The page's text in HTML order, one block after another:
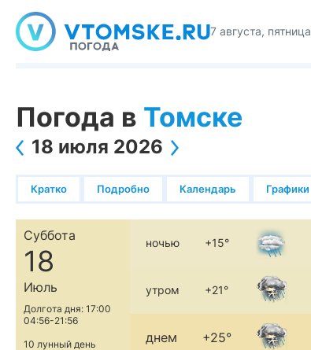
7 августа, пятница
Погода в Томске
18 июля 2026
Кратко Подробно Календарь Графики
Суббота
18
Июль
Долгота дня: 17:00
04:56-21:56
10 лунный день
ночью +15°
утром +21°
днем +25°